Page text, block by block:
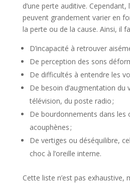
d’une perte auditive.
peuvent grandement varier en
la perte ou de la cause. Ainsi, il
D’incapacité à retrouver
De perception des sons
De difficultés à entendre les
De besoin d’augmentation du
télévision, du poste radio ;
De bourdonnements dans les
acouphènes ;
De vertiges ou déséquilibre,
choc à l’oreille interne.
Cette liste n’est pas exhaustive,